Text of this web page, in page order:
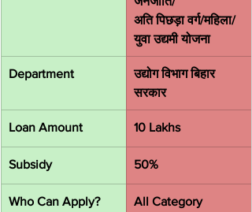
अति पिछड़ा वर्ग/महिला/
युवा उद्यमी योजना
Department
उद्योग विभाग बिहार
सरकार
Loan Amount 10 Lakhs
Subsidy 50%
Who Can Apply?
All Category